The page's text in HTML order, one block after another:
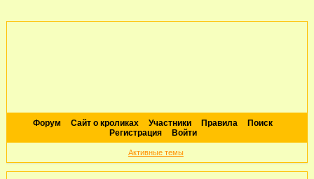
Форум Сайт о кроликах Участники Правила
Поиск
Регистрация
Войти
Активные темы